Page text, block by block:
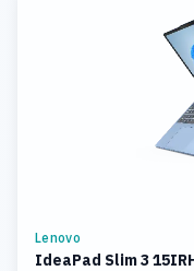
Lenovo
IdeaPad Slim 3